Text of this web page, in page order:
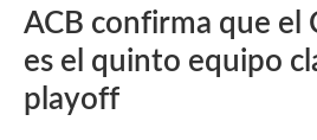
ACB confirma que el
es el quinto equipo
playoff